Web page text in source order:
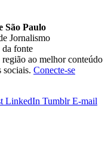
São Paulo
Jornalismo
da fonte
ao melhor conteúdo
sociais. Conecte-se
LinkedIn Tumblr E-mail